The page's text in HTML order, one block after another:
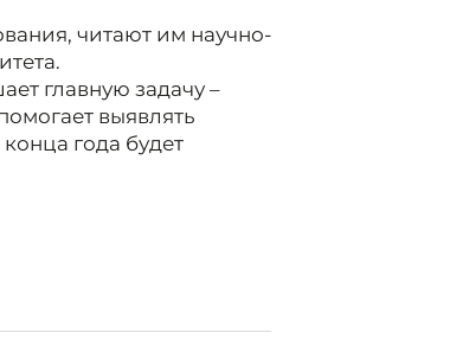
читают им научно-
главную задачу –
выявлять
года будет